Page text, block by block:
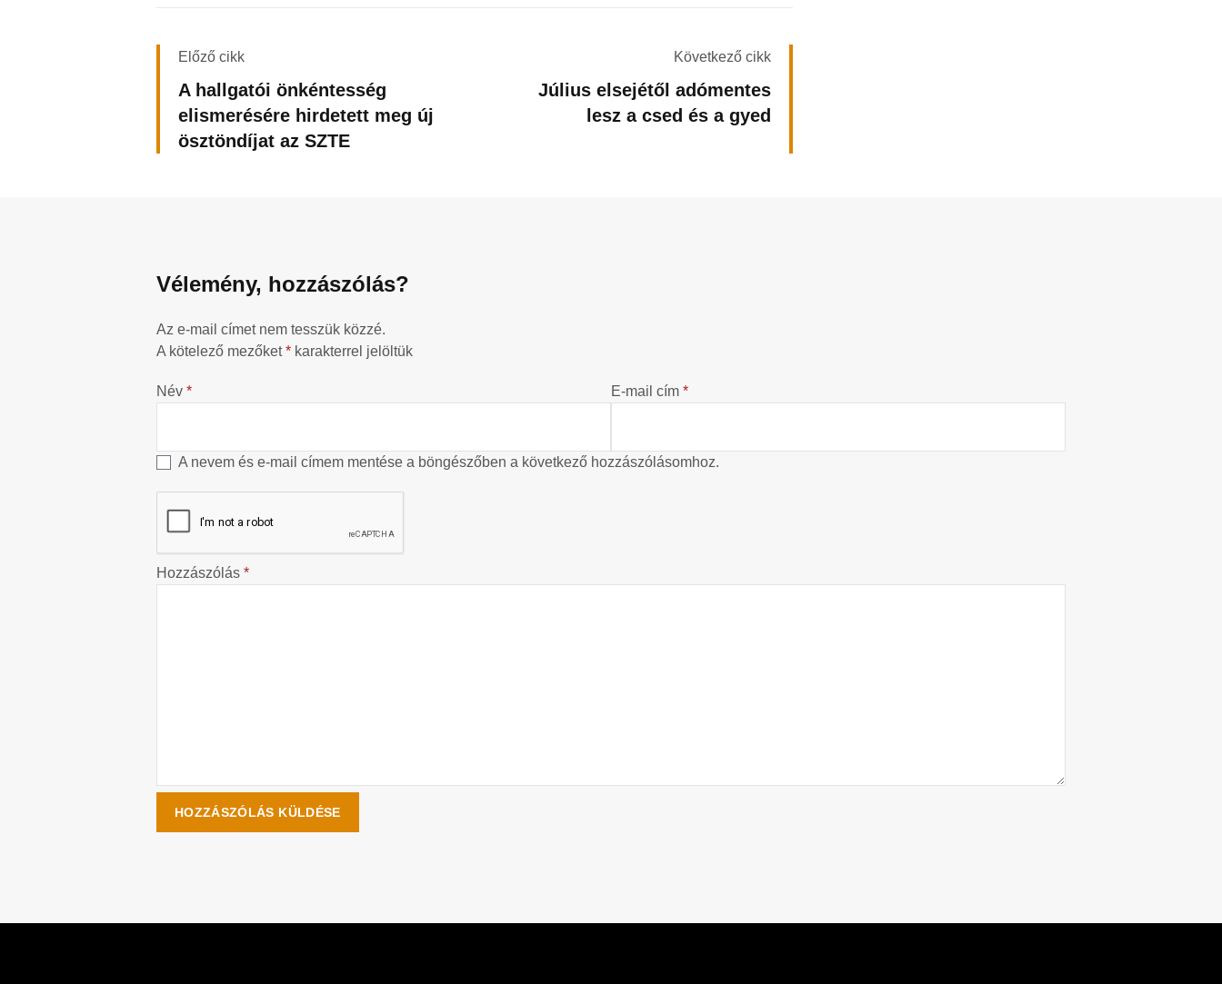
Előző cikk
A hallgatói önkéntesség
elismerésére hirdetett meg új
ösztöndíjat az SZTE
Következő cikk
Július elsejétől adómentes
lesz a csed és a gyed
Vélemény, hozzászólás?
Az e-mail címet nem tesszük közzé.
A kötelező mezőket* karakterrel jelöltük
Név * E-mail cím *
A nevem és e-mail címem mentése a böngészőben a következő hozzászólásomhoz.
Hozzászólás *